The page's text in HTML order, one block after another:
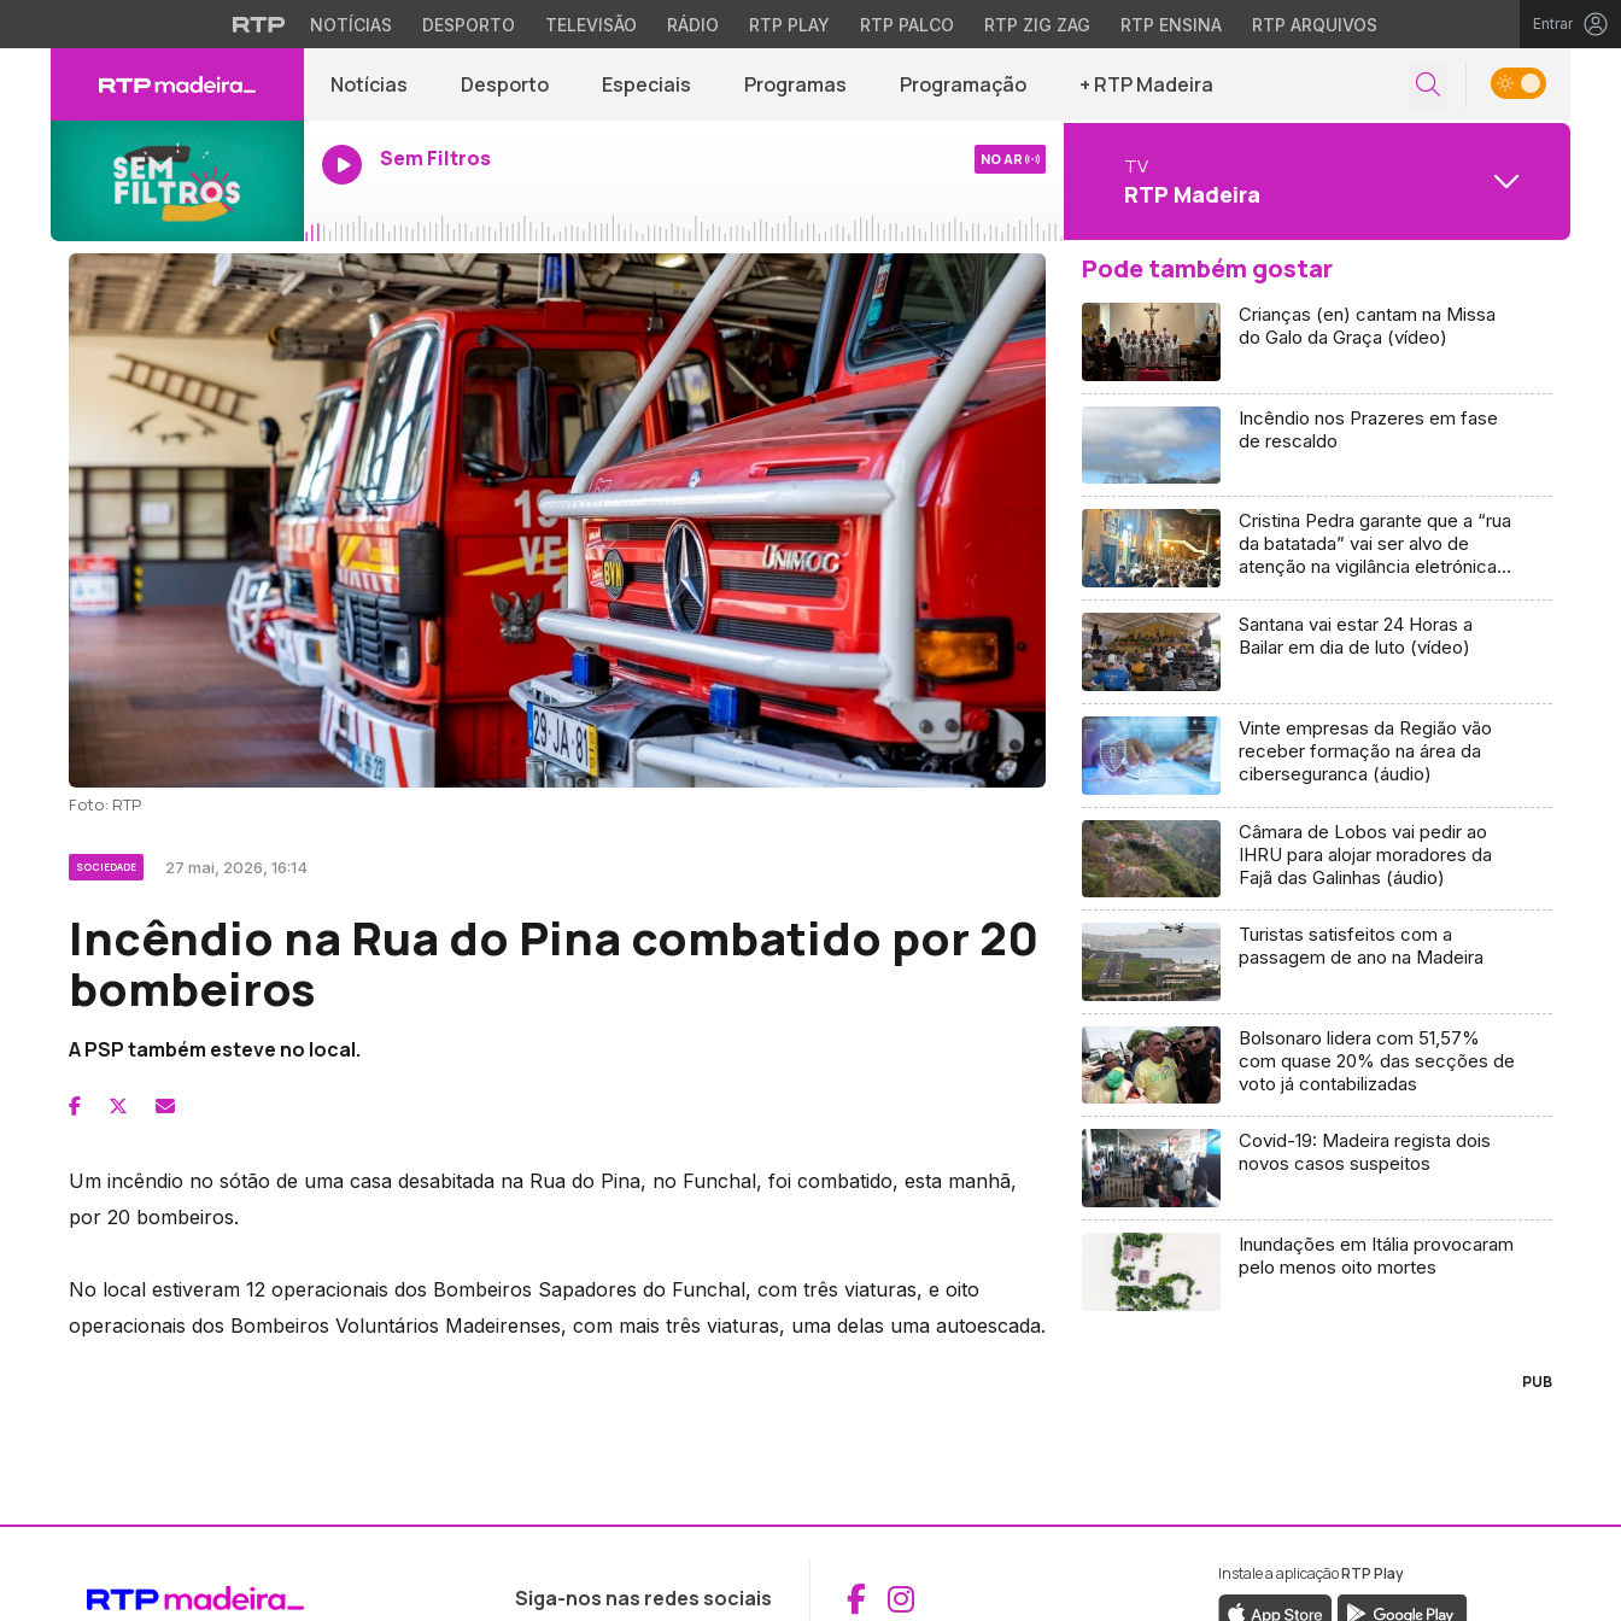
NOTÍCIAS DESPORTO TELEVISÃO RÁDIO RTP PLAY RTP PALCO RTP ZIG ZAG RTP ENSINA RTP ARQUIVOS Entrar
Notícias Desporto Especiais Programas Programação + RTP Madeira
Sem Filtros NO AR TV
RTP Madeira
Foto: RTP
SOCIEDADE 27 mai, 2026, 16:14
Incêndio na Rua do Pina combatido por 20
bombeiros
A PSP também esteve no local.
Um incêndio no sótão de uma casa desabitada na Rua do Pina, no Funchal, foi combatido, esta manhã,
por 20 bombeiros.
No local estiveram 12 operacionais dos Bombeiros Sapadores do Funchal, com três viaturas, e oito
operacionais dos Bombeiros Voluntários Madeirenses, com mais três viaturas, uma delas uma autoescada.
Pode também gostar
Crianças (en) cantam na Missa
do Galo da Graça (vídeo)
Incêndio nos Prazeres em fase
de rescaldo
Cristina Pedra garante que a “rua
da batatada” vai ser alvo de
atenção na vigilância eletrónica
Santana vai estar 24 Horas a
Bailar em dia de luto (vídeo)
Vinte empresas da Região vão
receber formação na área da
ciberseguranca (áudio)
Câmara de Lobos vai pedir ao
IHRU para alojar moradores da
Fajã das Galinhas (áudio)
Turistas satisfeitos com a
passagem de ano na Madeira
Bolsonaro lidera com 51,57%
com quase 20% das secções de
voto já contabilizadas
Covid-19: Madeira regista dois
novos casos suspeitos
Inundações em Itália provocaram
pelo menos oito mortes
PUB
Siga-nos nas redes sociais Aceder ao Facebook da RTP Madeira
Aceder ao Instagram da RTP Madeira
Instale a aplicaçãoRTP Play